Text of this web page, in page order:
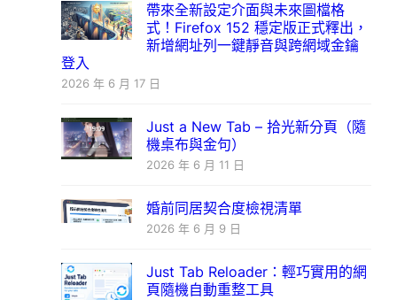
帶來全新設定介面與未來圖檔格
式！Firefox 152 穩定版正式釋出，
新增網址列一鍵靜音與跨網域金鑰
登入
2026 年 6 月 17 日
Just a New Tab – 拾光新分頁（隨
機桌布與金句）
2026 年 6 月 11 日
婚前同居契合度檢視清單
2026 年 6 月 9 日
Just Tab Reloader：輕巧實用的網
頁隨機自動重整工具